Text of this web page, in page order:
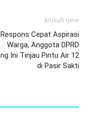
Artikulli tjetër
Respons Cepat Aspirasi
Warga, Anggota DPRD
Ini Tinjau Pintu Air 12
di Pasir Sakti